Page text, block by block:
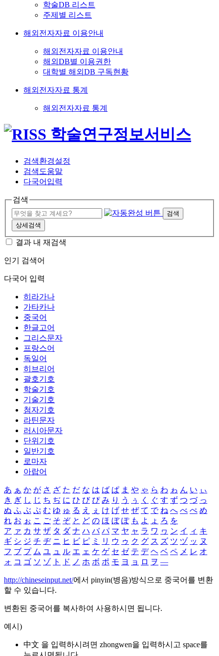
학술DB 리스트
주제별 리스트
해외전자자료 이용안내
해외전자자료 이용안내
해외DB별 이용권한
대학별 해외DB 구독현황
해외전자자료 통계
해외전자자료 통계
검색환경설정
검색도움말
다국어입력
검색
검색
상세검색
결과 내 재검색
인기 검색어
다국어 입력
히라가나
가타카나
중국어
한글고어
그리스문자
프랑스어
독일어
히브리어
괄호기호
학술기호
기술기호
첨자기호
라틴문자
러시아문자
단위기호
일반기호
로마자
아랍어
あ ぁ か が さ ざ た だ な は ば ぱ ま や ゃ ら わ ゎ ん い ぃ
き ぎ し じ ち ぢ に ひ び ぴ み り う ぅ く ぐ す ず つ づ っ
ぬ ふ ぶ ぷ む ゆ ゅ る え ぇ け げ せ ぜ て で ね へ べ ぺ め
れ お ぉ こ ご そ ぞ と ど の ほ ぼ ぽ も よ ょ ろ を
ア ァ カ サ ザ タ ダ ナ ハ バ パ マ ヤ ャ ラ ワ ヮ ン イ ィ キ
ギ シ ジ チ ヂ ニ ヒ ビ ピ ミ リ ウ ゥ ク グ ス ズ ツ ヅ ッ ヌ
フ ブ プ ム ユ ュ ル エ ェ ケ ゲ セ ゼ テ デ ヘ ベ ペ メ レ オ
ォ コ ゴ ソ ゾ ト ド ノ ホ ボ ポ モ ヨ ョ ロ ヲ ―
http://chineseinput.net/에서 pinyin(병음)방식으로 중국어를 변환
할 수 있습니다.
변환된 중국어를 복사하여 사용하시면 됩니다.
예시)
中文 을 입력하시려면 zhongwen을 입력하시고 space를